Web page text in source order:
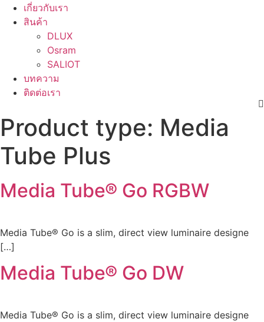
เกี่ยวกับเรา
สินค้า
DLUX
Osram
SALIOT
บทความ
ติดต่อเรา
Product type: Media
Tube Plus
Media Tube® Go RGBW
Media Tube® Go is a slim, direct view luminaire designe
[…]
Media Tube® Go DW
Media Tube® Go is a slim, direct view luminaire designe